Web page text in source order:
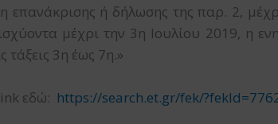
επανάκρισης ή δήλωσης της παρ. 2,
μέχρι την 3η Ιουλίου 2019, η
τάξεις 3η έως 7η.»
εδώ: https://search.et.gr/fek/?